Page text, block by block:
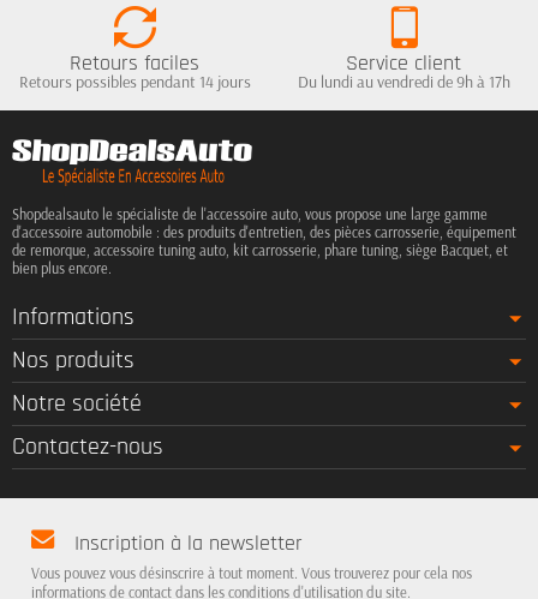
Retours faciles
Retours possibles pendant 14 jours
Service client
Du lundi au vendredi de 9h à 17h
Shopdealsauto le spécialiste de l'accessoire auto, vous propose une large gamme
d'accessoire automobile : des produits d'entretien, des pièces carrosserie, équipement
de remorque, accessoire tuning auto, kit carrosserie, phare tuning, siège Bacquet, et
bien plus encore.
Informations
Nos produits
Notre société
Contactez-nous
Inscription à la newsletter
Vous pouvez vous désinscrire à tout moment. Vous trouverez pour cela nos
informations de contact dans les conditions d'utilisation du site.